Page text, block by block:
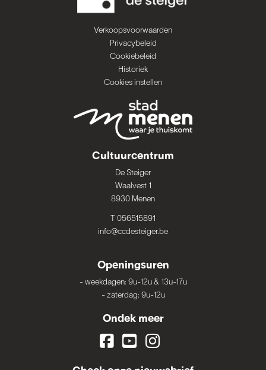
Verkoopsvoorwaarden
Privacybeleid
Cookiebeleid
Historiek
Cookies instellen
Cultuurcentrum
De Steiger
Waalvest 1
8930 Menen
T 056515891
info@ccdesteiger.be
Openingsuren
- weekdagen: 9u-12u & 13u-17u
- zaterdag: 9u-12u
Ondek meer